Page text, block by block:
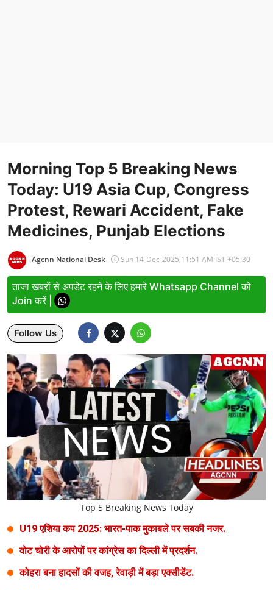
Business
Relationship
Education
Environment
Lifestyle
Health
Career
Literature
Tour & Travel
History Speaks
About Us
Morning Top 5 Breaking News
Today: U19 Asia Cup, Congress
Protest, Rewari Accident, Fake
Medicines, Punjab Elections
Agcnn National Desk Sun 14-Dec-2025,11:51 AM IST +05:30
ताजा खबरों से अपडेट रहने के लिए हमारे Whatsapp Channel को
Join करें |
Follow Us
Top 5 Breaking News Today
U19 एशिया कप 2025: भारत-पाक मुकाबले पर सबकी नजर.
वोट चोरी के आरोपों पर कांग्रेस का दिल्ली में प्रदर्शन.
कोहरा बना हादसों की वजह, रेवाड़ी में बड़ा एक्सीडेंट.